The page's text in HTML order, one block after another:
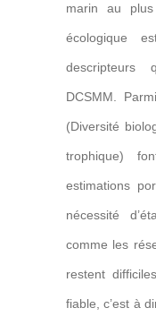
marin au
écologique
descripteurs
DCSMM.
(Diversité
trophique)
estimations
nécessité
comme les
restent
fiable, c’est à